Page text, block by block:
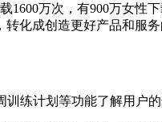
万次，有900万女性
化成创造更好产品和服
练计划等功能了解用户